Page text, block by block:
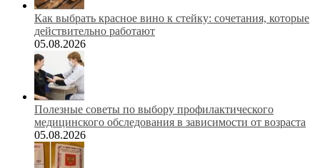
Как выбрать красное вино к стейку: сочетания, которые
действительно работают
05.08.2026
Полезные советы по выбору профилактического
медицинского обследования в зависимости от возраста
05.08.2026